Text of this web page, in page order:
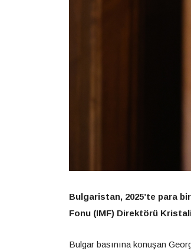
Bulgaristan, 2025’te para
Fonu (IMF) Direktörü
Bulgar basınına konuşan